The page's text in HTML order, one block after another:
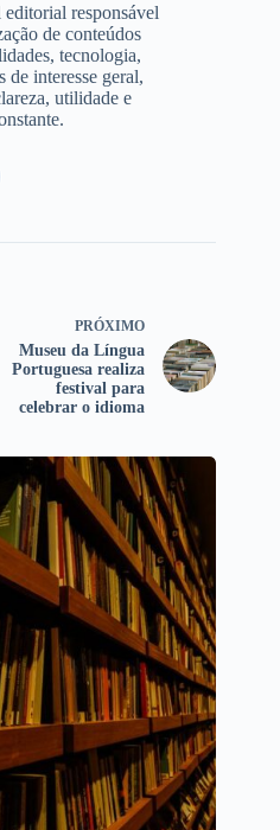
responsável
de conteúdos
tecnologia,
de interesse geral,
utilidade e
PRÓXIMO
Museu da Língua
Portuguesa realiza
festival para
celebrar o idioma